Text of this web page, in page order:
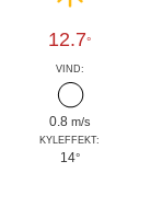
12.7°
VIND:
0.8 m/s
KYLEFFEKT:
14°